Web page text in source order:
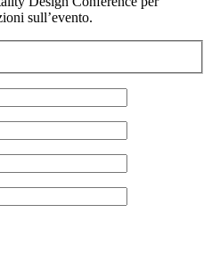
sull’evento.